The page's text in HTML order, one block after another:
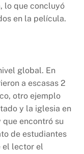
lo que concluyó
en la película.
global. En
a escasas 2
otro ejemplo
y la iglesia en
encontró su
de estudiantes
el lector el